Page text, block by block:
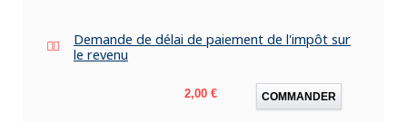
Demande de délai de paiement de l'impôt sur
le revenu
Prix
2,00 € COMMANDER